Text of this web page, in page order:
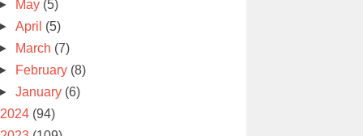
May (5)
April (5)
March (7)
February (8)
January (6)
2024 (94)